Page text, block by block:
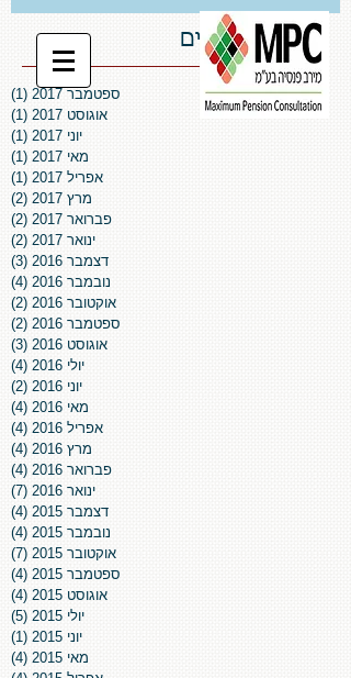
ארכיון פרסומים
ספטמבר 2017 (1)
אוגוסט 2017
(1)
יוני 2017
(1)
מאי 2017
(1)
אפריל 2017
(1)
מרץ 2017
(2)
פברואר 2017
(2)
ינואר 2017
(2)
דצמבר 2016
(3)
נובמבר 2016
(4)
אוקטובר 2016
(2)
ספטמבר 2016
(2)
אוגוסט 2016
(3)
יולי 2016
(4)
יוני 2016
(2)
מאי 2016
(4)
אפריל 2016
(4)
מרץ 2016
(4)
פברואר 2016
(4)
ינואר 2016
(7)
דצמבר 2015
(4)
נובמבר 2015
(4)
אוקטובר 2015
(7)
ספטמבר 2015
(4)
אוגוסט 2015
(4)
יולי 2015
(5)
יוני 2015
(1)
מאי 2015
(4)